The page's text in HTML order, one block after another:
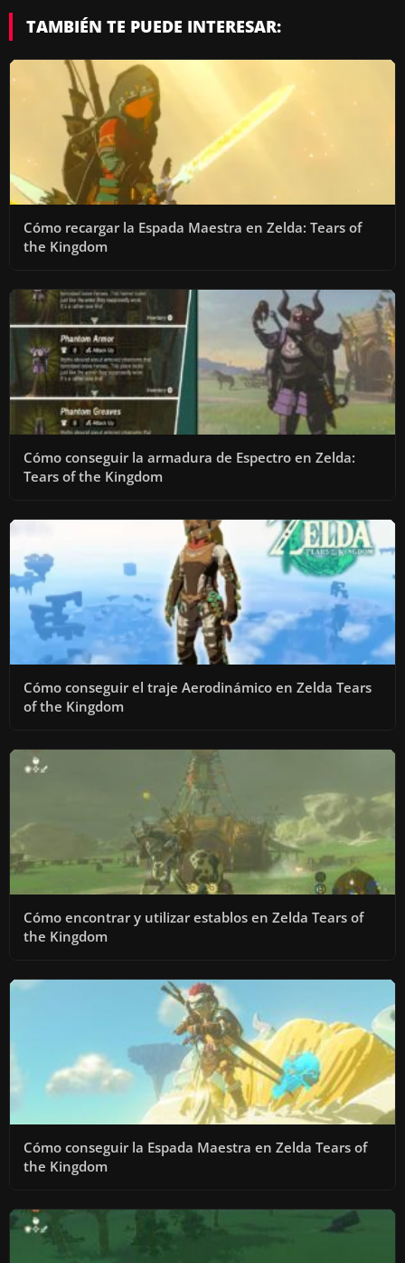
TAMBIÉN TE PUEDE INTERESAR:
Cómo recargar la Espada Maestra en Zelda: Tears of
the Kingdom
Cómo conseguir la armadura de Espectro en Zelda:
Tears of the Kingdom
Cómo conseguir el traje Aerodinámico en Zelda Tears
of the Kingdom
Cómo encontrar y utilizar establos en Zelda Tears of
the Kingdom
Cómo conseguir la Espada Maestra en Zelda Tears of
the Kingdom